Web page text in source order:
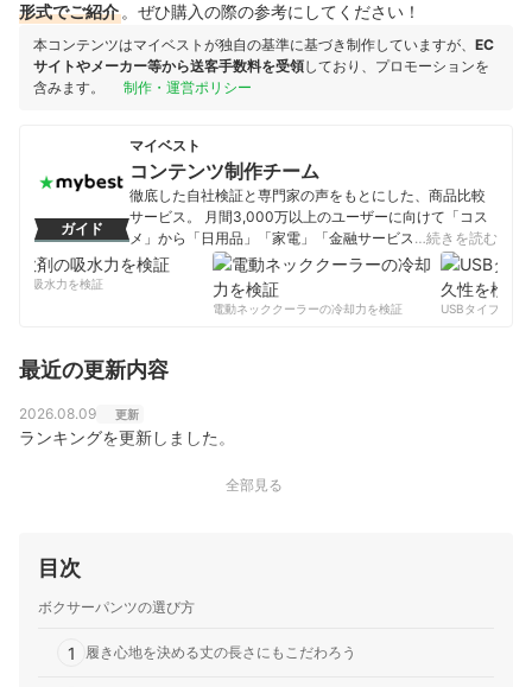
形式でご紹介 。ぜひ購入の際の参考にしてください！
本コンテンツはマイベストが独自の基準に基づき制作していますが、 EC
サイトやメーカー等から送客手数料を受領しており、プロモーションを
含みます。
制作・運営ポリシー
ガイド
マイベスト
コンテンツ制作チーム
徹底した自社検証と専門家の声をもとにした、商品比較
サービス。 月間3,000万以上のユーザーに向けて「コス
メ」から「日用品」「家電」「金融サービス」まで、ベ
ストな商品を選んでもらうために、毎日コンテンツを制
コンテンツ制作チームのプロフィール
…続きを読む
の吸水力を検証
電動ネッククーラーの冷却力を検証
USBタイプCケー
最近の更新内容
2026.08.09 更新
ランキングを更新しました。
全部見る
目次
ボクサーパンツの選び方
1 履き心地を決める丈の長さにもこだわろう